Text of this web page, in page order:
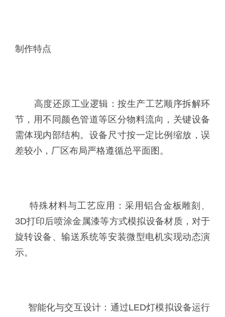
制作特点
高度还原工业逻辑：按生产工艺顺序拆解环
节，用不同颜色管道等区分物料流向，关键设备
需体现内部结构。设备尺寸按一定比例缩放，误
差较小，厂区布局严格遵循总平面图。
特殊材料与工艺应用：采用铝合金板雕刻、
3D打印后喷涂金属漆等方式模拟设备材质，对于
旋转设备、输送系统等安装微型电机实现动态演
示。
智能化与交互设计：通过LED灯模拟设备运行